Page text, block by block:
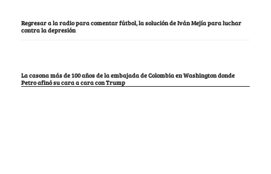
Regresar a la radio para comentar fútbol, la solución de Iván Mejía para luchar
contra la depresión
La casona más de 100 años de la embajada de Colombia en Washington donde
Petro afinó su cara a cara con Trump